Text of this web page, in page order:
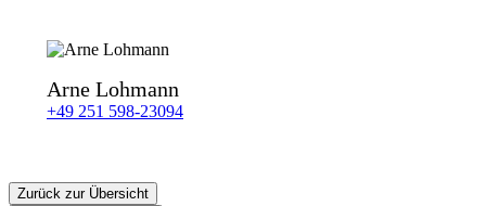
Arne Lohmann
+49 251 598-23094
Zurück zur Übersicht